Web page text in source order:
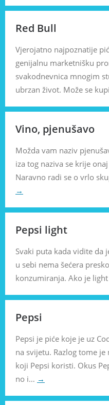
Red Bull
Vjerojatno najpoznatije
genijalnu marketnišku
svakodnevnica mnogim
ubrzan život. Može se
Vino, pjenušavo
Možda vam naziv
iza tog naziva se krije
Naravno radi se o vrlo
→
Pepsi light
Svaki puta kada vidite da
u sebi nema šećera
konzumiranja. Ako je
Pepsi
Pepsi je piće koje je uz
na svijetu. Razlog tome
koji Pepsi koristi. Okus
no i… →